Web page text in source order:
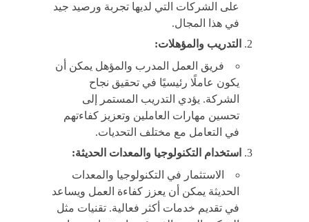
على الشركات التي لديها تجربة ورصيد جيد
في هذا المجال.
التدريب والمؤهلات:
فريق العمل المدرب والمؤهل يمكن أن
يكون عاملًا رئيسيًا في تحقيق نجاح
الشركة. يؤدي التدريب المستمر إلى
تحسين مهارات العاملين وتعزيز كفاءتهم
في التعامل مع مختلف التحديات.
استخدام التكنولوجيا والمعدات الحديثة:
الاستثمار في التكنولوجيا والمعدات
الحديثة يمكن أن يعزز كفاءة العمل ويساعد
في تقديم خدمات أكثر فعالية. تقنيات مثل